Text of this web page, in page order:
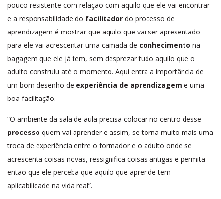
pouco resistente com relação com aquilo que ele vai encontrar
e a responsabilidade do facilitador do processo de
aprendizagem é mostrar que aquilo que vai ser apresentado
para ele vai acrescentar uma camada de conhecimento na
bagagem que ele já tem, sem desprezar tudo aquilo que o
adulto construiu até o momento. Aqui entra a importância de
um bom desenho de experiência de aprendizagem e uma
boa facilitação.
“O ambiente da sala de aula precisa colocar no centro desse
processo quem vai aprender e assim, se torna muito mais uma
troca de experiência entre o formador e o adulto onde se
acrescenta coisas novas, ressignifica coisas antigas e permita
então que ele perceba que aquilo que aprende tem
aplicabilidade na vida real”.